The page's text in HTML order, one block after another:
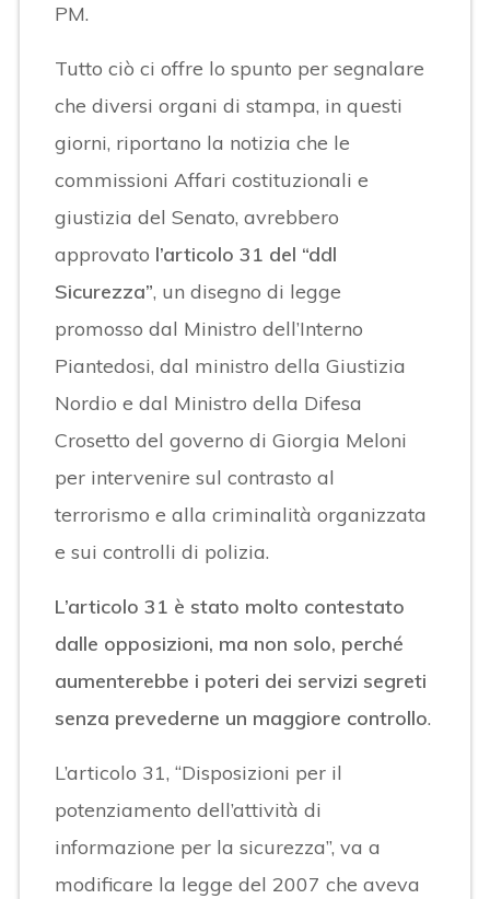
PM.
Tutto ciò ci offre lo spunto per segnalare
che diversi organi di stampa, in questi
giorni, riportano la notizia che le
commissioni Affari costituzionali e
giustizia del Senato, avrebbero
approvato l’articolo 31 del “ddl
Sicurezza”, un disegno di legge
promosso dal Ministro dell’Interno
Piantedosi, dal ministro della Giustizia
Nordio e dal Ministro della Difesa
Crosetto del governo di Giorgia Meloni
per intervenire sul contrasto al
terrorismo e alla criminalità organizzata
e sui controlli di polizia.
L’articolo 31 è stato molto contestato
dalle opposizioni, ma non solo, perché
aumenterebbe i poteri dei servizi segreti
senza prevederne un maggiore controllo.
L’articolo 31, “Disposizioni per il
potenziamento dell’attività di
informazione per la sicurezza”, va a
modificare la legge del 2007 che aveva